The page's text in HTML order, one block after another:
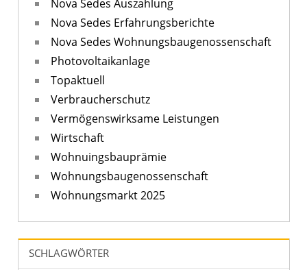
Nova Sedes Auszahlung
Nova Sedes Erfahrungsberichte
Nova Sedes Wohnungsbaugenossenschaft
Photovoltaikanlage
Topaktuell
Verbraucherschutz
Vermögenswirksame Leistungen
Wirtschaft
Wohnuingsbauprämie
Wohnungsbaugenossenschaft
Wohnungsmarkt 2025
SCHLAGWÖRTER